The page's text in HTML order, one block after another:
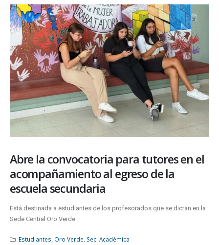
Abre la convocatoria para tutores en el
acompañamiento al egreso de la
escuela secundaria
Está destinada a estudiantes de los profesorados que se dictan en la
Sede Central Oro Verde
Estudiantes Oro Verde Sec. Académica